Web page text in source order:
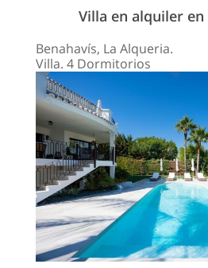
Villa en alquiler en
Benahavís, La Alqueria.
Villa. 4 Dormitorios